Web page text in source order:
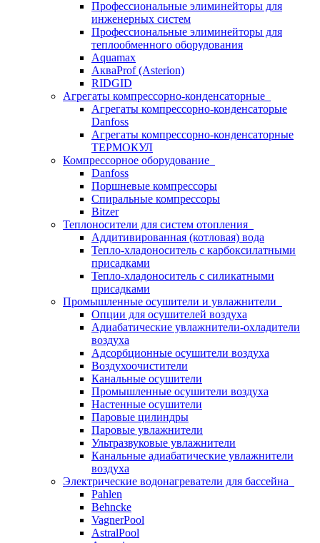
Профессиональные элиминейторы для
инженерных систем
Профессиональные элиминейторы для
теплообменного оборудования
Aquamax
АкваProf (Asterion)
RIDGID
Агрегаты компрессорно-конденсаторные
Агрегаты компрессорно-конденсаторые
Danfoss
Агрегаты компрессорно-конденсаторные
ТЕРМОКУЛ
Компрессорное оборудование
Danfoss
Поршневые компрессоры
Спиральные компрессоры
Bitzer
Теплоносители для систем отопления
Аддитивированная (котловая) вода
Тепло-хладоноситель с карбоксилатными
присадками
Тепло-хладоноситель с силикатными
присадками
Промышленные осушители и увлажнители
Опции для осушителей воздуха
Адиабатические увлажнители-охладители
воздуха
Адсорбционные осушители воздуха
Воздухоочистители
Канальные осушители
Промышленные осушители воздуха
Настенные осушители
Паровые цилиндры
Паровые увлажнители
Ультразвуковые увлажнители
Канальные адиабатические увлажнители
воздуха
Электрические водонагреватели для бассейна
Pahlen
Behncke
VagnerPool
AstralPool